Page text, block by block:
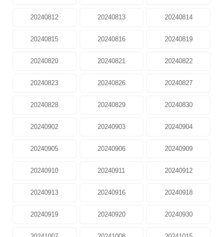
20240812 20240813 20240814
20240815 20240816 20240819
20240820 20240821 20240822
20240823 20240826 20240827
20240828 20240829 20240830
20240902 20240903 20240904
20240905 20240906 20240909
20240910 20240911 20240912
20240913 20240916 20240918
20240919 20240920 20240930